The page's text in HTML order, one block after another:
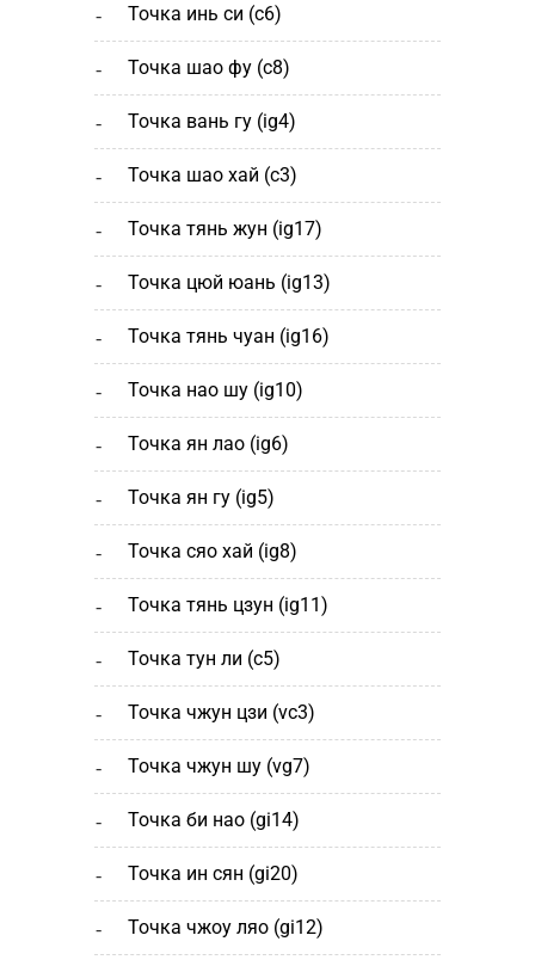
точка инь си (c6)
точка шао фу (c8)
точка вань гу (ig4)
точка шао хай (с3)
точка тянь жун (ig17)
точка цюй юань (ig13)
точка тянь чуан (ig16)
точка нао шу (ig10)
точка ян лао (ig6)
точка ян гу (ig5)
точка сяо хай (ig8)
точка тянь цзун (ig11)
точка тун ли (c5)
точка чжун цзи (vc3)
точка чжун шу (vg7)
точка би нао (gi14)
точка ин сян (gi20)
точка чжоу ляо (gi12)